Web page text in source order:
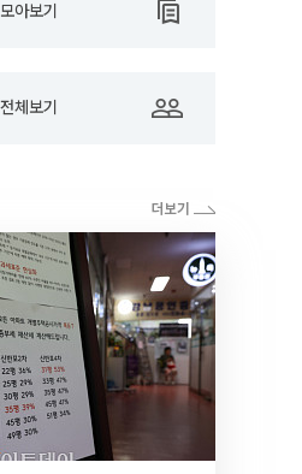
아보기
체보기